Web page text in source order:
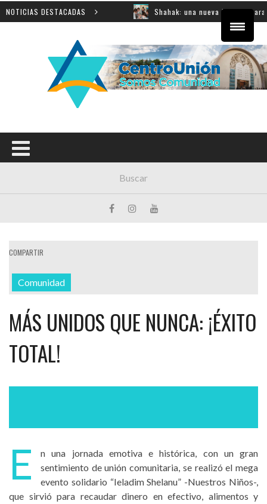
NOTICIAS DESTACADAS
educativa Shahak: una nueva jornada para
COMPARTIR
Comunidad
MÁS UNIDOS QUE NUNCA: ¡ÉXITO
TOTAL!
E
n una jornada emotiva e histórica, con un gran
sentimiento de unión comunitaria, se realizó el mega
evento solidario “Ieladim Shelanu” -Nuestros Niños-,
que sirvió para recaudar dinero en efectivo, alimentos y